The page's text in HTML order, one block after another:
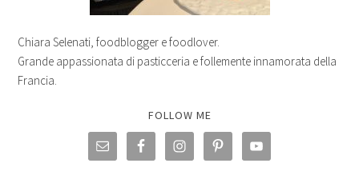
Chiara Selenati, foodblogger e foodlover.
Grande appassionata di pasticceria e follemente innamorata della
Francia.
FOLLOW ME